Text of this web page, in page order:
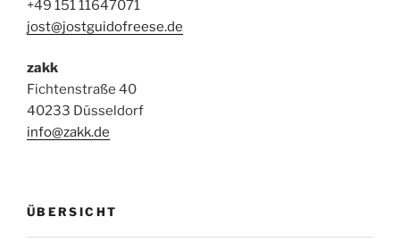
+49 151 11647071
jost@jostguidofreese.de
zakk
Fichtenstraße 40
40233 Düsseldorf
info@zakk.de
ÜBERSICHT